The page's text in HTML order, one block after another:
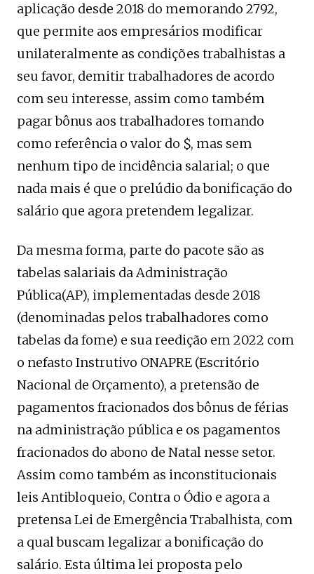
aplicação desde 2018 do memorando 2792,
que permite aos empresários modificar
unilateralmente as condições trabalhistas a
seu favor, demitir trabalhadores de acordo
com seu interesse, assim como também
pagar bônus aos trabalhadores tomando
como referência o valor do $, mas sem
nenhum tipo de incidência salarial; o que
nada mais é que o prelúdio da bonificação do
salário que agora pretendem legalizar.
Da mesma forma, parte do pacote são as
tabelas salariais da Administração
Pública(AP), implementadas desde 2018
(denominadas pelos trabalhadores como
tabelas da fome) e sua reedição em 2022 com
o nefasto Instrutivo ONAPRE (Escritório
Nacional de Orçamento), a pretensão de
pagamentos fracionados dos bônus de férias
na administração pública e os pagamentos
fracionados do abono de Natal nesse setor.
Assim como também as inconstitucionais
leis Antibloqueio, Contra o Ódio e agora a
pretensa Lei de Emergência Trabalhista, com
a qual buscam legalizar a bonificação do
salário. Esta última lei proposta pelo